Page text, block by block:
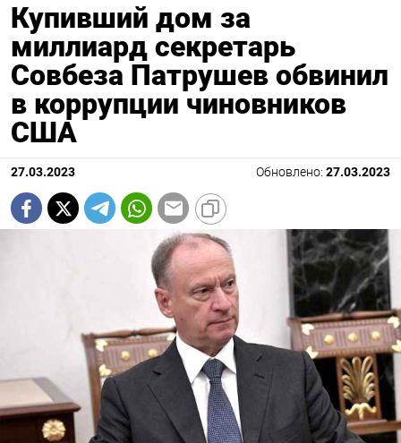
Купивший дом за
миллиард секретарь
Совбеза Патрушев обвинил
в коррупции чиновников
США
27.03.2023 Обновлено: 27.03.2023